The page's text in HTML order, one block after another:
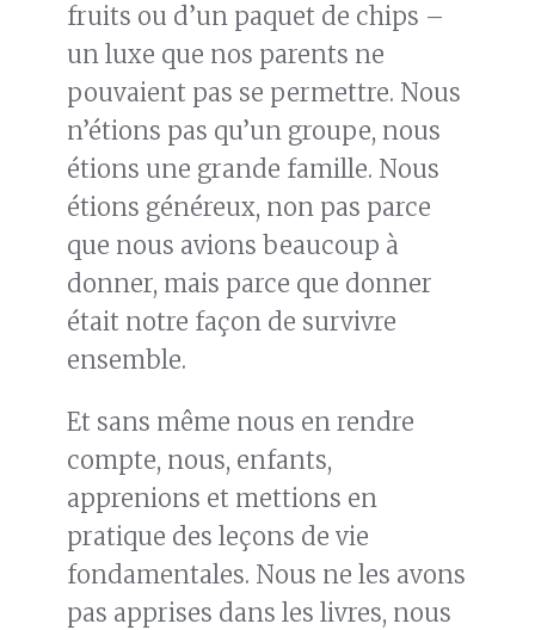
fruits ou d’un paquet de chips –
un luxe que nos parents ne
pouvaient pas se permettre. Nous
n’étions pas qu’un groupe, nous
étions une grande famille. Nous
étions généreux, non pas parce
que nous avions beaucoup à
donner, mais parce que donner
était notre façon de survivre
ensemble.
Et sans même nous en rendre
compte, nous, enfants,
apprenions et mettions en
pratique des leçons de vie
fondamentales. Nous ne les avons
pas apprises dans les livres, nous